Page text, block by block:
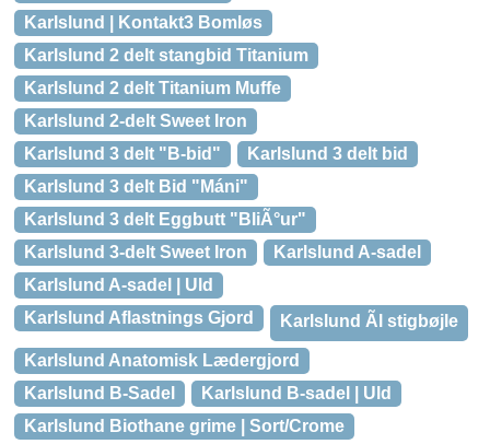
Karlslund | Kontakt3 Bomløs
Karlslund 2 delt stangbid Titanium
Karlslund 2 delt Titanium Muffe
Karlslund 2-delt Sweet Iron
Karlslund 3 delt "B-bid"
Karlslund 3 delt bid
Karlslund 3 delt Bid "Máni"
Karlslund 3 delt Eggbutt "BliÃ°ur"
Karlslund 3-delt Sweet Iron
Karlslund A-sadel
Karlslund A-sadel | Uld
Karlslund Aflastnings Gjord
Karlslund Ãl stigbøjle
Karlslund Anatomisk Lædergjord
Karlslund B-Sadel
Karlslund B-sadel | Uld
Karlslund Biothane grime | Sort/Crome